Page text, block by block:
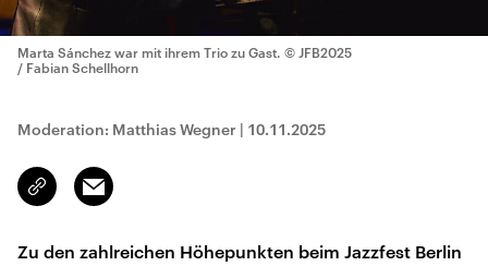
Marta Sánchez war mit ihrem Trio zu Gast. © JFB2025
/ Fabian Schellhorn
Moderation: Matthias Wegner | 10.11.2025
Link
kopieren/teilen
Email
Zu den zahlreichen Höhepunkten beim Jazzfest Berlin